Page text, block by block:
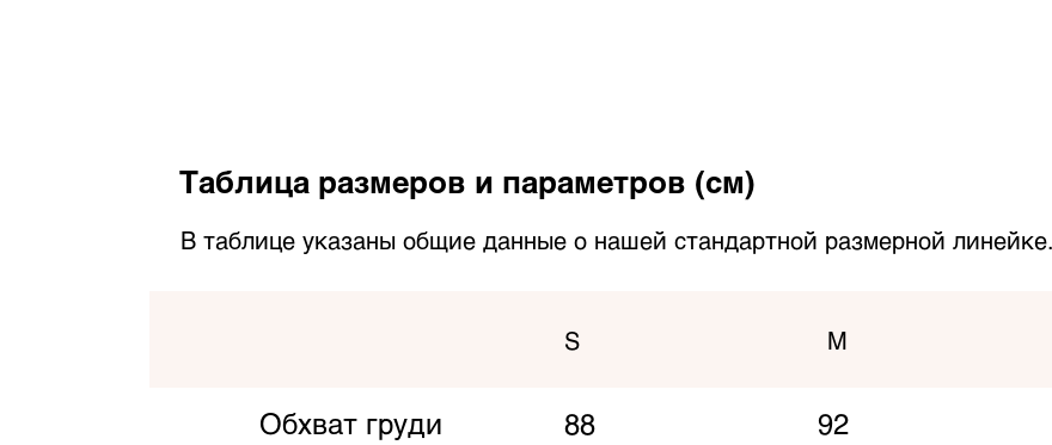
Таблица размеров и параметров (см)
В таблице указаны общие данные о нашей стандартной размерной линейке.
88 92
Обхват груди
S M